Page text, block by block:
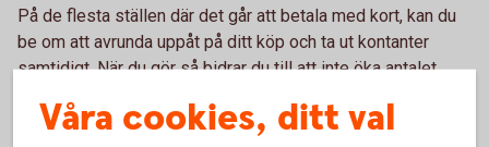
På de flesta ställen där det går att betala med kort, kan du
be om att avrunda uppåt på ditt köp och ta ut kontanter
samtidigt. När du gör så bidrar du till att inte öka antalet
Våra cookies, ditt val